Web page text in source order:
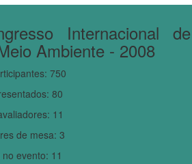
Internacional
Ambiente - 2008
750
80
11
de mesa: 3
evento: 11